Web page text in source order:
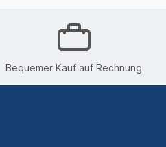
Bequemer Kauf auf Rechnung